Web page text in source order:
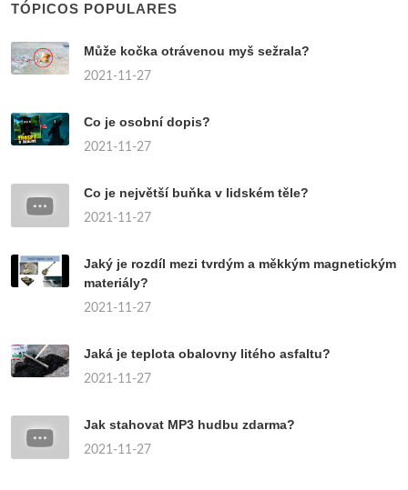
TÓPICOS POPULARES
Může kočka otrávenou myš sežrala?
2021-11-27
Co je osobní dopis?
2021-11-27
Co je největší buňka v lidském těle?
2021-11-27
Jaký je rozdíl mezi tvrdým a měkkým magnetickým
materiály?
2021-11-27
Jaká je teplota obalovny litého asfaltu?
2021-11-27
Jak stahovat MP3 hudbu zdarma?
2021-11-27